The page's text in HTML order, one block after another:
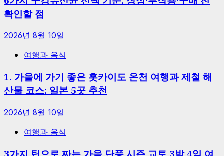
확인할 점
2026년 8월 10일
여행과 음식
1. 가을에 가기 좋은 홋카이도 온천 여행과 제철 해
산물 코스: 일본 5곳 추천
2026년 8월 10일
여행과 음식